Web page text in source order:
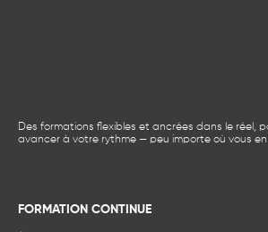
Des formations flexibles et ancrées dans le réel,
avancer à votre rythme — peu importe où vous
FORMATION CONTINUE